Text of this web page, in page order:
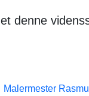
denne
Malermester